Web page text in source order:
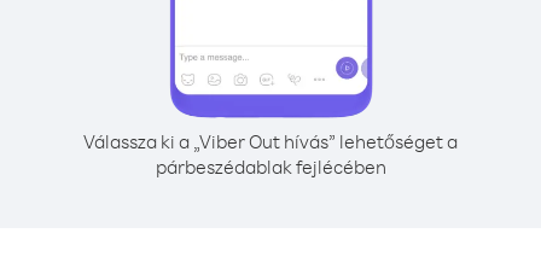
Válassza ki a „Viber Out hívás” lehetőséget a
párbeszédablak fejlécében